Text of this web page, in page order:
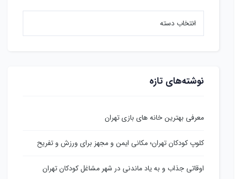
نوشته‌های تازه
معرفی بهترین خانه های بازی تهران
کلوپ کودکان تهران؛ مکانی ایمن و مجهز برای ورزش و تفریح
اوقاتی جذاب و به یاد ماندنی در شهر مشاغل کودکان تهران